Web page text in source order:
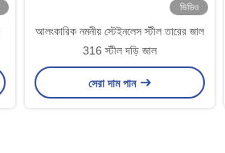
ভিডিও
আলংকারিক নমনীয় স্টেইনলেস স্টীল তারের জাল
316 স্টীল দড়ি জাল
সেরা দাম পান